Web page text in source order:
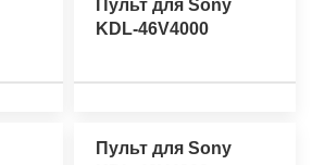
Пульт для Sony
KDL-46V4000
Пульт для Sony